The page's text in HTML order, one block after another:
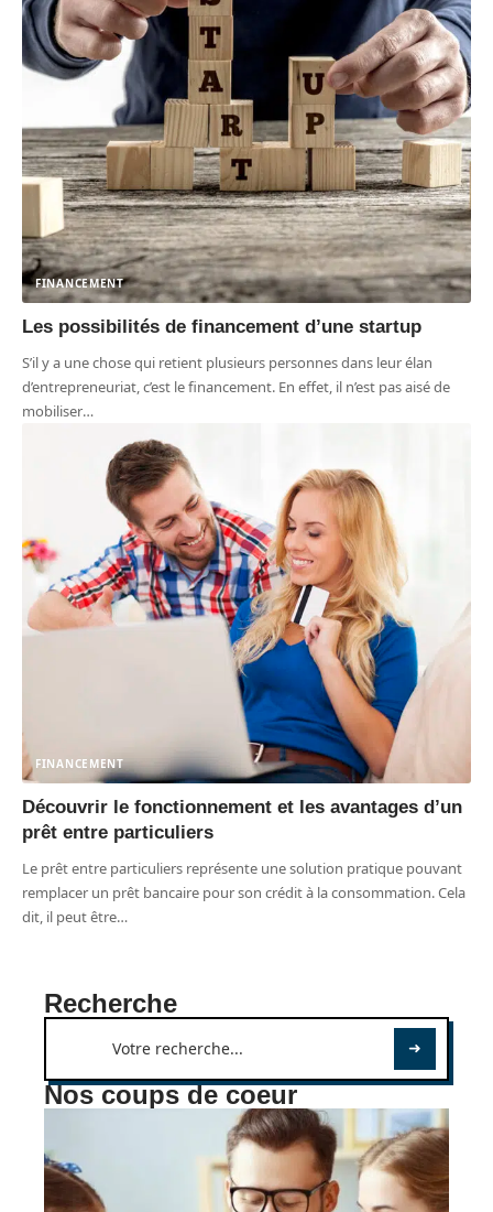
FINANCEMENT
Les possibilités de financement d’une startup
S’il y a une chose qui retient plusieurs personnes dans leur élan
d’entrepreneuriat, c’est le financement. En effet, il n’est pas aisé de
mobiliser…
FINANCEMENT
Découvrir le fonctionnement et les avantages d’un
prêt entre particuliers
Le prêt entre particuliers représente une solution pratique pouvant
remplacer un prêt bancaire pour son crédit à la consommation. Cela
dit, il peut être…
Recherche
Nos coups de coeur